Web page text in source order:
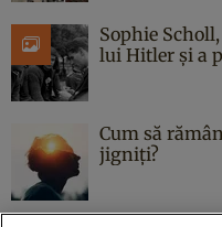
Sophie
lui Hitler și a
Cum să
jigniți?